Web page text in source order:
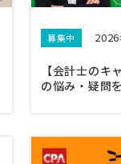
募集中
【会計士の
の悩み・疑問